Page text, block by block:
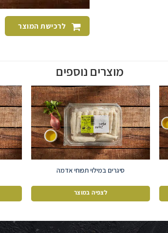
לרכישת המוצר
מוצרים נוספים
סיגרים במילוי תפוחי אדמה
לצפיה במוצר